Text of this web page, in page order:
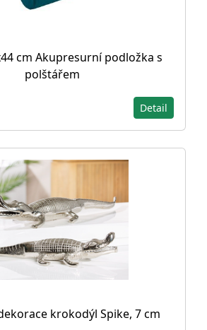
cm Akupresurní podložka s
polštářem
Detail
krokodýl Spike, 7 cm